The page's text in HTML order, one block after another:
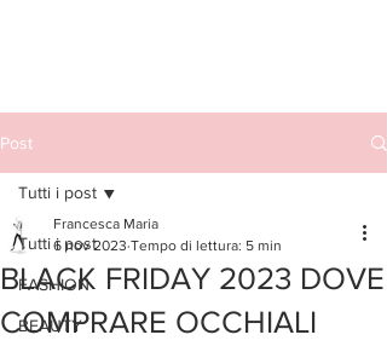
Post
Tutti i post
FASHION
BEAUTY
Tutti i post
BLACK FRIDAY 2023 DOVE
COMPRARE OCCHIALI
Francesca Maria
6 nov 2023 Tempo di lettura: 5 min